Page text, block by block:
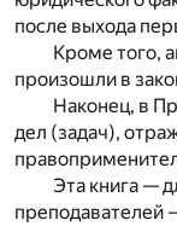
после выхода
Кроме того,
произошли в
Наконец, в
дел (задач),
Эта книга —
преподавателей